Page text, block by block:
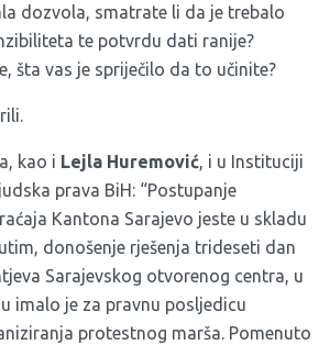
dozvola, smatrate li da je trebalo
te potvrdu dati ranije?
šta vas je spriječilo da to učinite?
kao i Lejla Huremović, i u Instituciji
prava BiH: “Postupanje
Kantona Sarajevo jeste u skladu
donošenje rješenja trideseti dan
Sarajevskog otvorenog centra, u
imalo je za pravnu posljedicu
protestnog marša. Pomenuto